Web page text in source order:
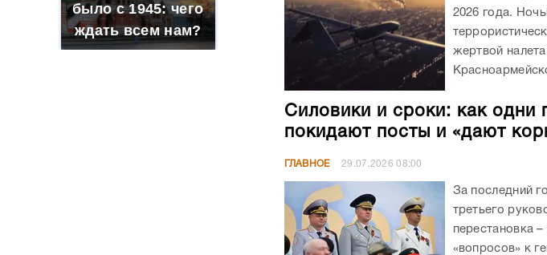
было с 1945: чего
ждать всем нам?
2026 года.
жертвой
Силовики и сроки: как одни
покидают посты и «дают
ГЛАВНОЕ 29.07.202608:00
За последний
третьего
перестановка
«вопросов» к